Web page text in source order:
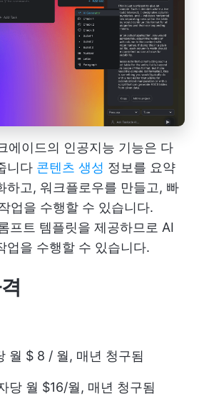
에이드의 인공지능 기능은 다
니다 콘텐츠 생성 정보를 요약
하고, 워크플로우를 만들고, 빠
업을 수행할 수 있습니다.
프트 템플릿을 제공하므로 AI
업을 수행할 수 있습니다.
월 $ 8 / 월, 매년 청구됨
당 월 $16/월, 매년 청구됨